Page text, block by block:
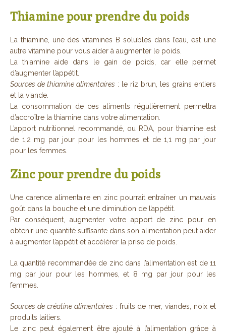
Thiamine pour prendre du poids
La thiamine, une des vitamines B solubles dans l’eau, est une
autre vitamine pour vous aider à augmenter le poids.
La thiamine aide dans le gain de poids, car elle permet
d’augmenter l’appétit.
Sources de thiamine alimentaires : le riz brun, les grains entiers
et la viande.
La consommation de ces aliments régulièrement permettra
d’accroître la thiamine dans votre alimentation.
L’apport nutritionnel recommandé, ou RDA, pour thiamine est
de 1,2 mg par jour pour les hommes et de 1,1 mg par jour
pour les femmes.
Zinc pour prendre du poids
Une carence alimentaire en zinc pourrait entraîner un mauvais
goût dans la bouche et une diminution de l’appétit.
Par conséquent, augmenter votre apport de zinc pour en
obtenir une quantité suffisante dans son alimentation peut aider
à augmenter l’appétit et accélérer la prise de poids.
La quantité recommandée de zinc dans l’alimentation est de 11
mg par jour pour les hommes, et 8 mg par jour pour les
femmes.
Sources de créatine alimentaires : fruits de mer, viandes, noix et
produits laitiers.
Le zinc peut également être ajouté à l’alimentation grâce à